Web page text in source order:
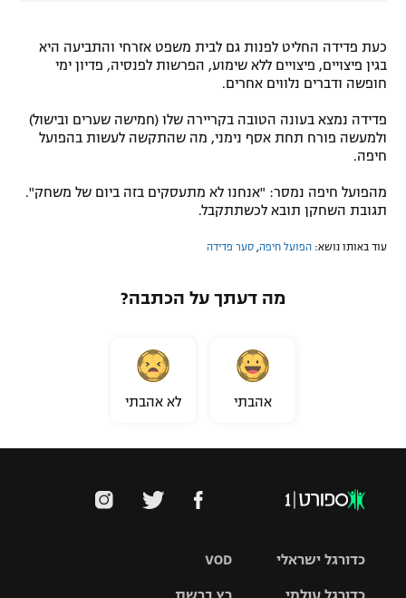
כעת פדידה החליט לפנות גם לבית משפט אזרחי והתביעה היא
בגין פיצויים, פיצויים ללא שימוע, הפרשות לפנסיה, פדיון ימי
חופשה ודברים נלווים אחרים.
פדידה נמצא בעונה הטובה בקריירה שלו (חמישה שערים ובישול)
ולמעשה פורח תחת אסף נימני, מה שהתקשה לעשות בהפועל
חיפה.
מהפועל חיפה נמסר: "אנחנו לא מתעסקים בזה ביום של משחק".
תגובת השחקן תובא לכשתתקבל.
עוד באותו נושא: הפועל חיפה סער פדידה
מה דעתך על הכתבה?
אהבתי לא אהבתי
VOD
רץ ברשת
כדורגל ישראלי
כדורגל עולמי